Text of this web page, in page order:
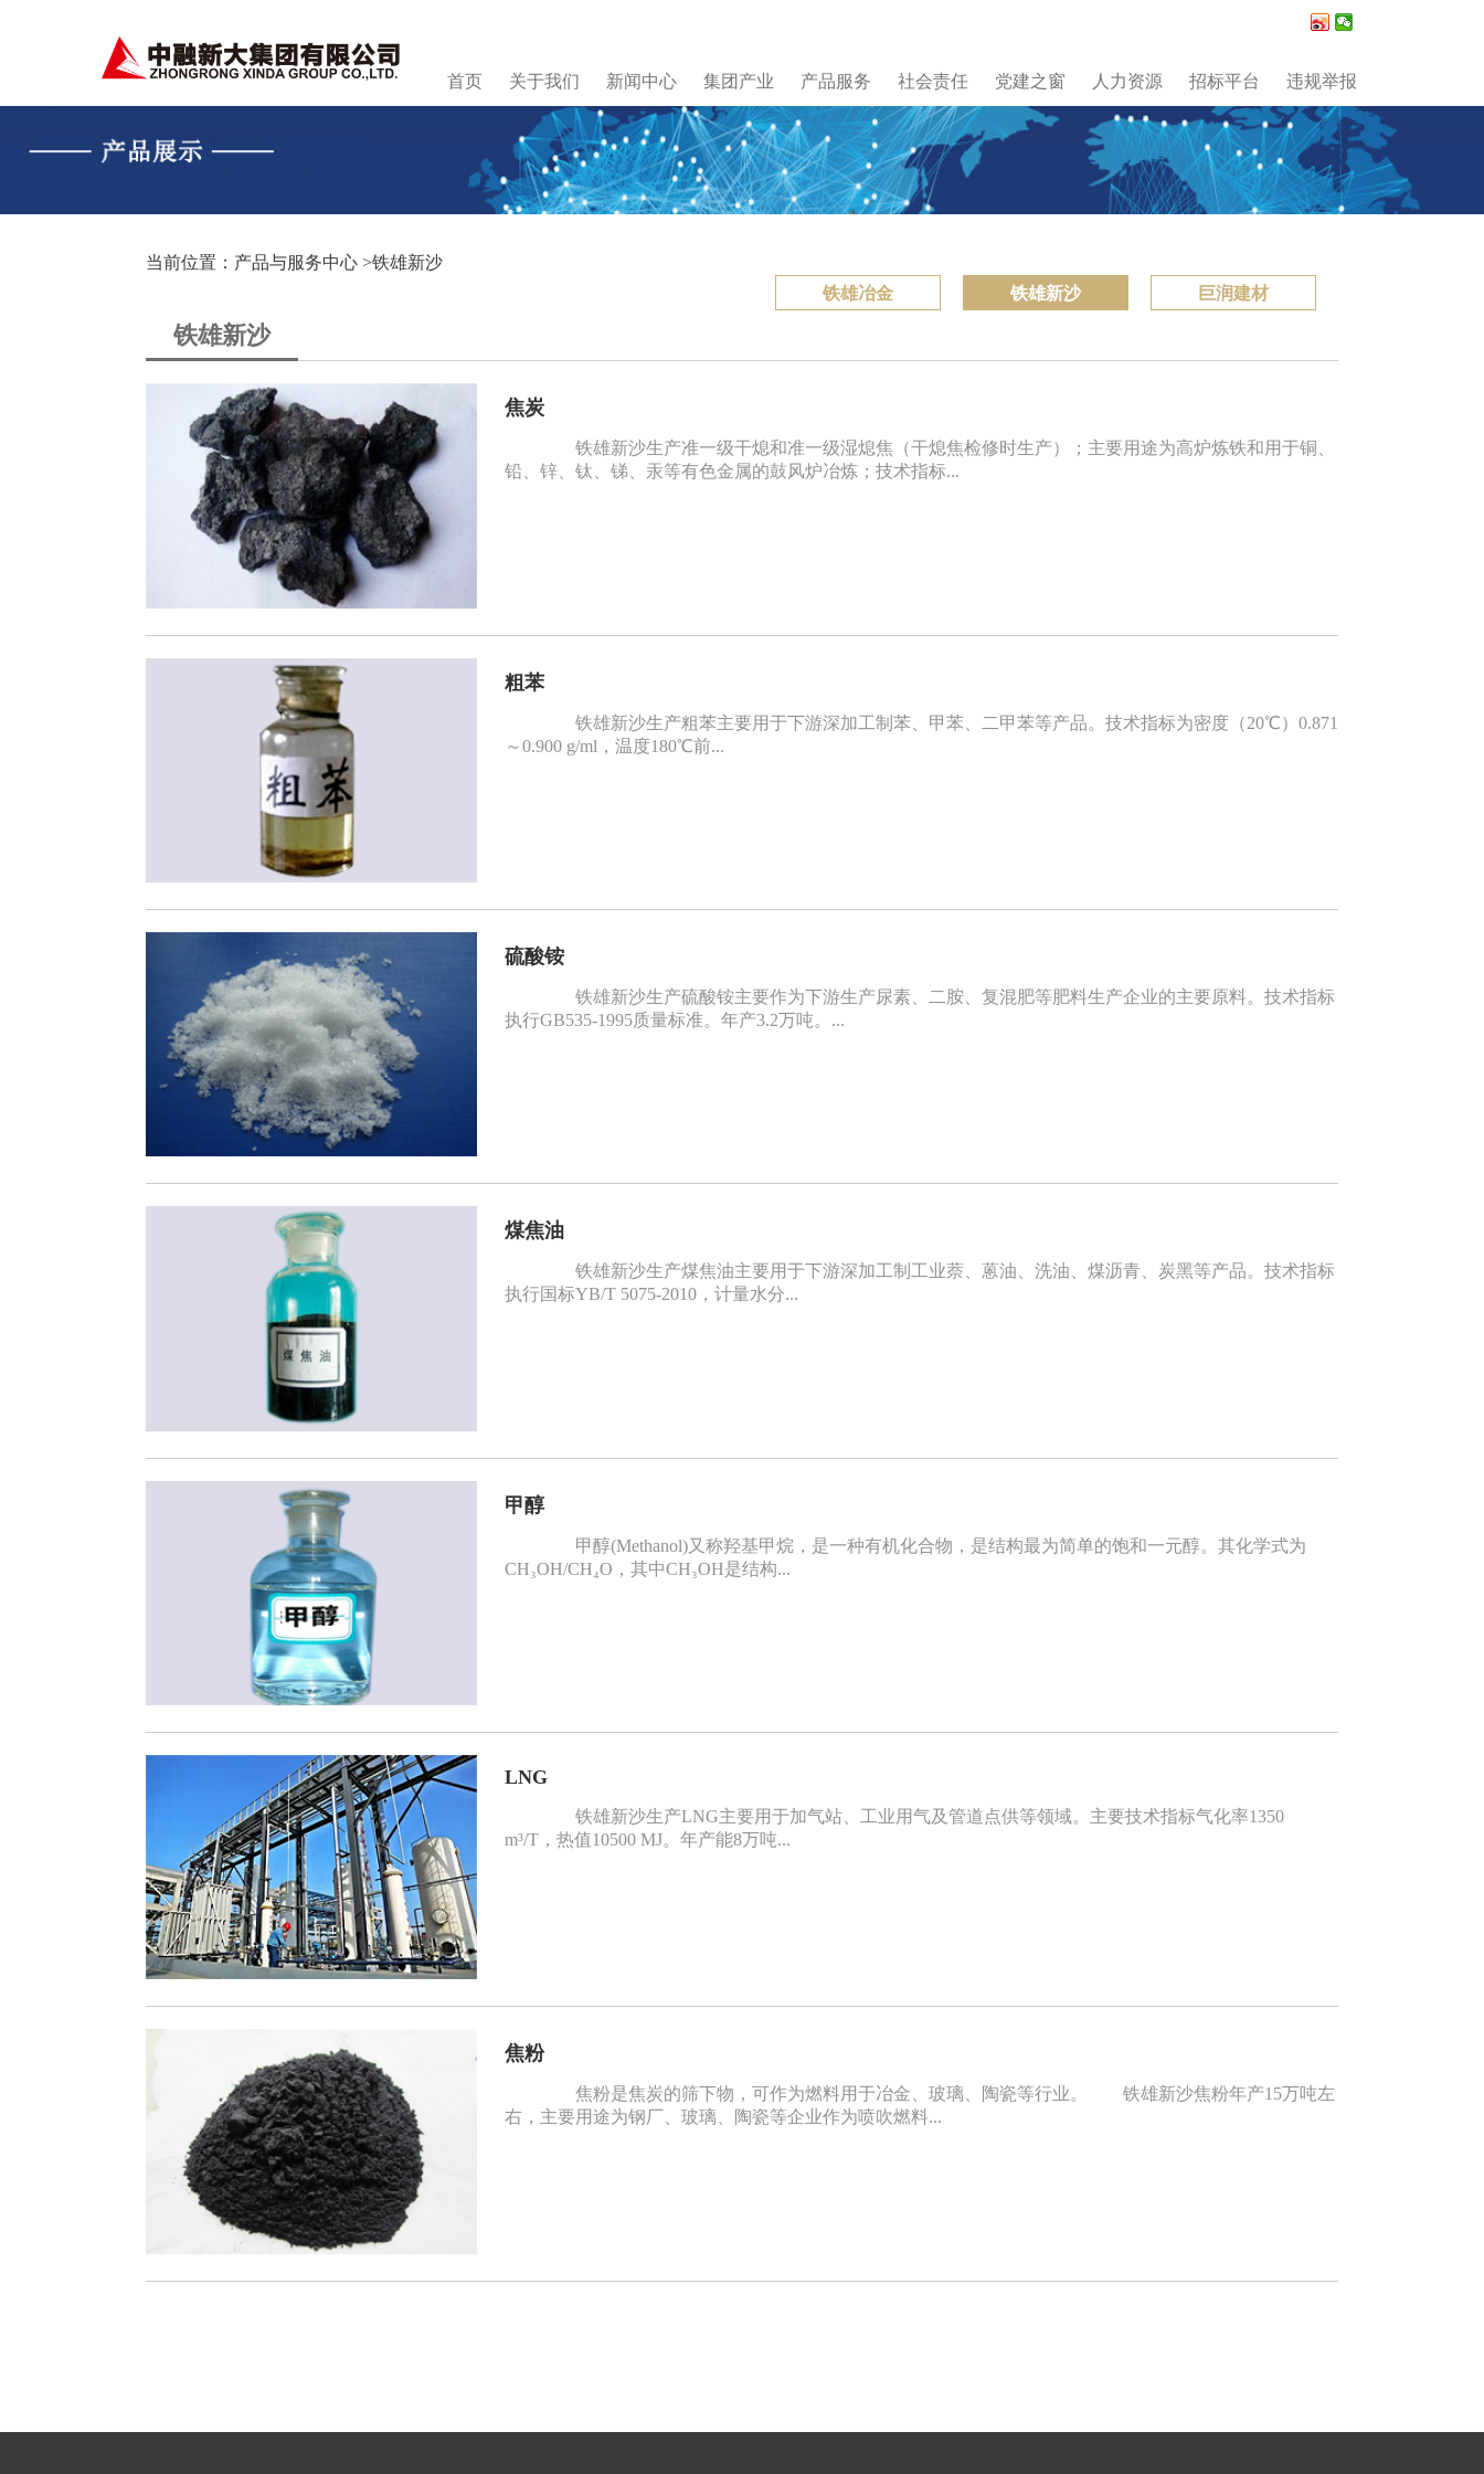
首页 关于我们 新闻中心 集团产业 产品服务 社会责任 党建之窗 人力资源 招标平台 违规举报
当前位置：产品与服务中心 >铁雄新沙
铁雄新沙
铁雄冶金 铁雄新沙 巨润建材
焦炭
铁雄新沙生产准一级干熄和准一级湿熄焦（干熄焦检修时生产）；主要用途为高炉炼铁和用于铜、
铅、锌、钛、锑、汞等有色金属的鼓风炉冶炼；技术指标...
粗苯
铁雄新沙生产粗苯主要用于下游深加工制苯、甲苯、二甲苯等产品。技术指标为密度（20℃）0.871
～0.900 g/ml，温度180℃前...
硫酸铵
铁雄新沙生产硫酸铵主要作为下游生产尿素、二胺、复混肥等肥料生产企业的主要原料。技术指标
执行GB535-1995质量标准。年产3.2万吨。...
煤焦油
铁雄新沙生产煤焦油主要用于下游深加工制工业萘、蒽油、洗油、煤沥青、炭黑等产品。技术指标
执行国标YB/T 5075-2010，计量水分...
甲醇
甲醇(Methanol)又称羟基甲烷，是一种有机化合物，是结构最为简单的饱和一元醇。其化学式为
CH₃OH/CH₄O，其中CH₃OH是结构...
LNG
铁雄新沙生产LNG主要用于加气站、工业用气及管道点供等领域。主要技术指标气化率1350
m³/T，热值10500 MJ。年产能8万吨...
焦粉
焦粉是焦炭的筛下物，可作为燃料用于冶金、玻璃、陶瓷等行业。 铁雄新沙焦粉年产15万吨左
右，主要用途为钢厂、玻璃、陶瓷等企业作为喷吹燃料...